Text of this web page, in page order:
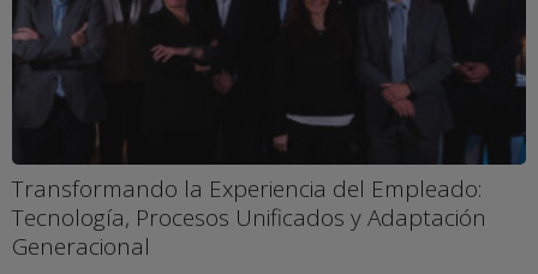
Transformando la Experiencia del Empleado:
Tecnología, Procesos Unificados y Adaptación
Generacional